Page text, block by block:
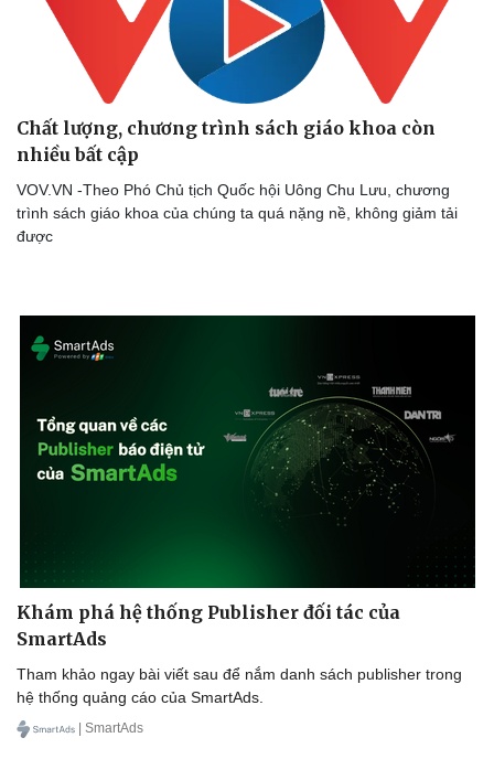
Văn hóa
Sân khấu - Điện ảnh
Văn học
Di sản
Giải trí
Sao Việt
Chất lượng, chương trình sách giáo khoa còn
nhiều bất cập
VOV.VN -Theo Phó Chủ tịch Quốc hội Uông Chu Lưu, chương
trình sách giáo khoa của chúng ta quá nặng nề, không giảm tải
được
Khám phá hệ thống Publisher đối tác của
SmartAds
Tham khảo ngay bài viết sau để nắm danh sách publisher trong
hệ thống quảng cáo của SmartAds.
| SmartAds